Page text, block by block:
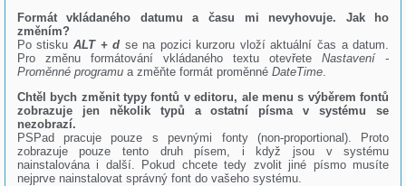
Formát vkládaného datumu a času mi nevyhovuje. Jak ho
změním?
Po stisku ALT + d se na pozici kurzoru vloží aktuální čas a datum.
Pro změnu formátování vkládaného textu otevřeteNastavení -
Proměnné programua změňte formát proměnné DateTime.
Chtěl bych změnit typy fontů v editoru, ale menu s výběrem fontů
zobrazuje jen několik typů a ostatní písma v systému se
nezobrazí.
PSPad pracuje pouze s pevnými fonty (non-proportional). Proto
zobrazuje pouze tento druh písem, i když jsou v systému
nainstalována i další. Pokud chcete tedy zvolit jiné písmo musíte
nejprve nainstalovat správný font do vašeho systému.